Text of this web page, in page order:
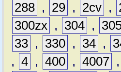
288 , 29 , 2cv ,
300zx , 304 ,
33 , 330 , 34 ,
, 4 , 400 , 4007 ,